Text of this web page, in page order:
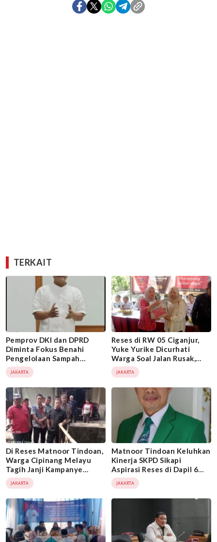
TERKAIT
Pemprov DKI dan DPRD
Diminta Fokus Benahi
Pengelolaan Sampah
Jakarta, Bukan Sekadar
Kampanye Pilah Sampah
JAKARTA
Reses di RW 05 Ciganjur,
Yuke Yurike Dicurhati
Warga Soal Jalan Rusak,
Pengelolaan Sampah, PJU
hingga Saluran Air
JAKARTA
Di Reses Matnoor Tindoan,
Warga Cipinang Melayu
Tagih Janji Kampanye
Pramono Soal Normalisasi
Kali Sunter
JAKARTA
Matnoor Tindoan Keluhkan
Kinerja SKPD Sikapi
Aspirasi Reses di Dapil 6
Jaktim yang Hanya
Terealisasi 10 Persen
JAKARTA